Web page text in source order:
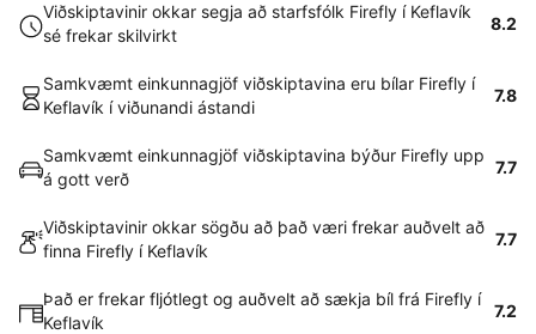
Viðskiptavinir okkar segja að starfsfólk Firefly í Keflavík
sé frekar skilvirkt
8.2
Samkvæmt einkunnagjöf viðskiptavina eru bílar Firefly í
Keflavík í viðunandi ástandi
7.8
Samkvæmt einkunnagjöf viðskiptavina býður Firefly upp
á gott verð
7.7
Viðskiptavinir okkar sögðu að það væri frekar auðvelt að
finna Firefly í Keflavík
7.7
Það er frekar fljótlegt og auðvelt að sækja bíl frá Firefly í
Keflavík
7.2